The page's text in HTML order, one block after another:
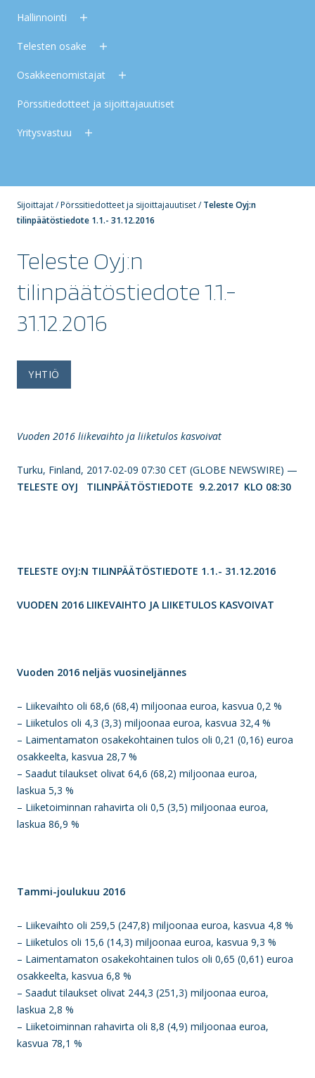
Hallinnointi
Telesten osake
Osakkeenomistajat
Pörssitiedotteet ja sijoittajauutiset
Yritysvastuu
Sijoittajat/Pörssitiedotteet ja sijoittajauutiset/Teleste Oyj:n
tilinpäätöstiedote 1.1.- 31.12.2016
Teleste Oyj:n
tilinpäätöstiedote 1.1.-
31.12.2016
YHTIÖ
Vuoden 2016 liikevaihto ja liiketulos kasvoivat
Turku, Finland, 2017-02-09 07:30 CET (GLOBE NEWSWIRE) —
TELESTE OYJ TILINPÄÄTÖSTIEDOTE 9.2.2017 KLO 08:30
TELESTE OYJ:N TILINPÄÄTÖSTIEDOTE 1.1.- 31.12.2016
VUODEN 2016 LIIKEVAIHTO JA LIIKETULOS KASVOIVAT
Vuoden 2016 neljäs vuosineljännes
– Liikevaihto oli 68,6 (68,4) miljoonaa euroa, kasvua 0,2 %
– Liiketulos oli 4,3 (3,3) miljoonaa euroa, kasvua 32,4 %
– Laimentamaton osakekohtainen tulos oli 0,21 (0,16) euroa
osakkeelta, kasvua 28,7 %
– Saadut tilaukset olivat 64,6 (68,2) miljoonaa euroa,
laskua 5,3 %
– Liiketoiminnan rahavirta oli 0,5 (3,5) miljoonaa euroa,
laskua 86,9 %
Tammi-joulukuu 2016
– Liikevaihto oli 259,5 (247,8) miljoonaa euroa, kasvua 4,8 %
– Liiketulos oli 15,6 (14,3) miljoonaa euroa, kasvua 9,3 %
– Laimentamaton osakekohtainen tulos oli 0,65 (0,61) euroa
osakkeelta, kasvua 6,8 %
– Saadut tilaukset olivat 244,3 (251,3) miljoonaa euroa,
laskua 2,8 %
– Liiketoiminnan rahavirta oli 8,8 (4,9) miljoonaa euroa,
kasvua 78,1 %